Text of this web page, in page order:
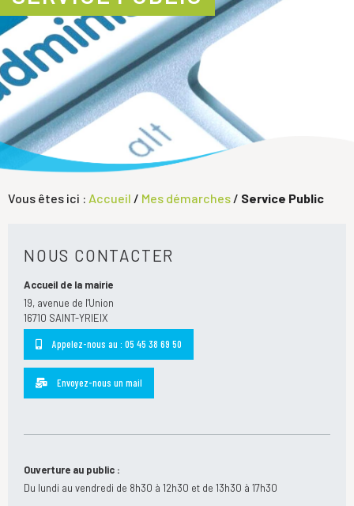
Vous êtes ici : Accueil / Mes démarches / Service Public
NOUS CONTACTER
Accueil de la mairie
19, avenue de l'Union
16710 SAINT-YRIEIX
Appelez-nous au : 05 45 38 69 50
Envoyez-nous un mail
Ouverture au public :
Du lundi au vendredi de 8h30 à 12h30 et de 13h30 à 17h30